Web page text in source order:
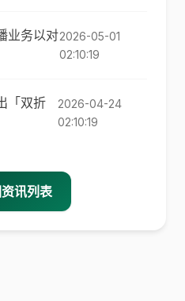
业务以对2026-05-01
02:10:19
「双折
2026-04-24
02:10:19
讯列表